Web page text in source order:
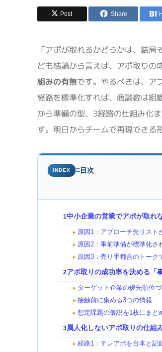
Post Share
「アポが取れるかどうかは、結
ども結論から言えば、アポ取りの
組みの有無です。やるべきは、ア
経路を標準化すれば、商談数は組
から準備の型、3経路の仕組み化
す。明日からチームで再現できる
INDEX ≡目次
1中小企業の営業でアポが取れ
► 原因1：アプローチ先リスト
► 原因2：事前準備が標準化さ
► 原因3：売り手都合のトーク
2アポ取りの成功率を決める「
► ターゲット企業の優先順位
► 接触前に集める3つの情報
► 想定課題の仮説を1枚にまと
3属人化しないアポ取りの仕組
► 経路1：テレアポを台本と記